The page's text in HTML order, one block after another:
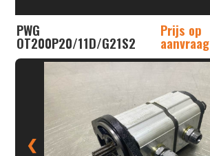
PWG
OT200P20/11D/G21S2
Prijs op
aanvraag
❮